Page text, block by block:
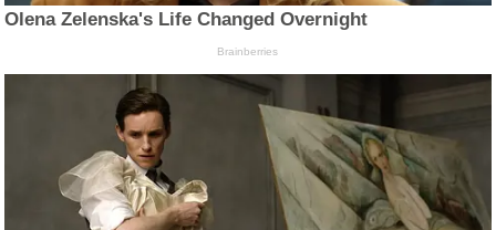
Olena Zelenska's Life Changed Overnight
Brainberries